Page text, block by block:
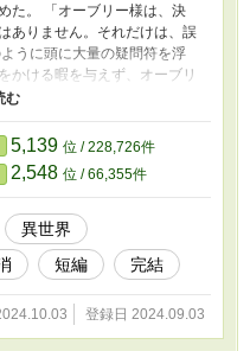
た。 「オーブリー様は、決
ありません。それだけは、誤
うに頭に大量の疑問符を浮
かける暇を与えず、オーブリ
うなんだ。だから、きみと
る意思は変わらない。ただ、
言っているの？」 「い
くて……っ」 オーブリーは
、マルヴィナの肩を抱き寄せ
、愛人としてぼくの傍に置
然としたように、目を見
声が出なかった。
5,139 位 / 228,726件
2,548 位 / 66,355件
異世界
短編 完結
登録日 2024.09.03